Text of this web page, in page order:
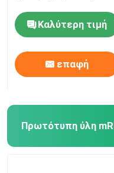
Καλύτερη τιμή
επαφή
Πρωτότυπη ύλη